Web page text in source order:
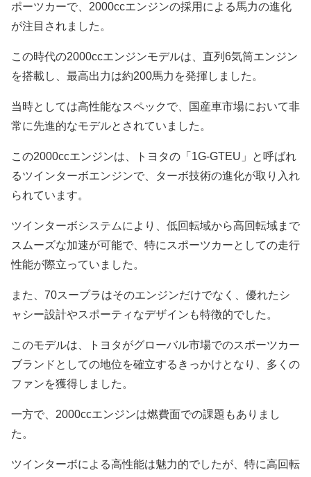
ポーツカーで、2000ccエンジンの採用による馬力の進化
が注目されました。
この時代の2000ccエンジンモデルは、直列6気筒エンジン
を搭載し、最高出力は約200馬力を発揮しました。
当時としては高性能なスペックで、国産車市場において非
常に先進的なモデルとされていました。
この2000ccエンジンは、トヨタの「1G-GTEU」と呼ばれ
るツインターボエンジンで、ターボ技術の進化が取り入れ
られています。
ツインターボシステムにより、低回転域から高回転域まで
スムーズな加速が可能で、特にスポーツカーとしての走行
性能が際立っていました。
また、70スープラはそのエンジンだけでなく、優れたシ
ャシー設計やスポーティなデザインも特徴的でした。
このモデルは、トヨタがグローバル市場でのスポーツカー
ブランドとしての地位を確立するきっかけとなり、多くの
ファンを獲得しました。
一方で、2000ccエンジンは燃費面での課題もありまし
た。
ツインターボによる高性能は魅力的でしたが、特に高回転